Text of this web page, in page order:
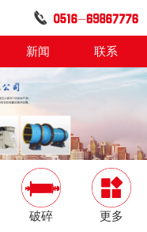
新闻 联系
破碎 更多